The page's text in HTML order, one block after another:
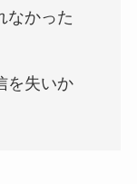
なかった
を失いか